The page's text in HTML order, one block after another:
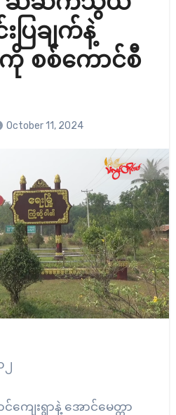
ပြချက်နဲ့
စစ်ကောင်စီ
October 11, 2024
၂
ကျေးရွာနဲ့ အောင်မေတ္တာ